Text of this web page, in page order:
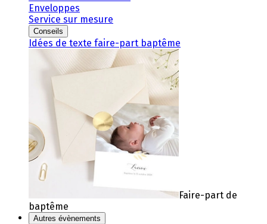
Enveloppes
Service sur mesure
Conseils
Idées de texte faire-part baptême
Faire-part de
baptême
Autres évènements